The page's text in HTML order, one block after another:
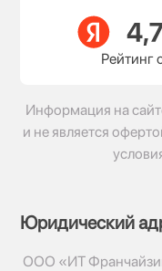
Рейтинг
Информация на
и не является
Юридический
ООО «ИТ